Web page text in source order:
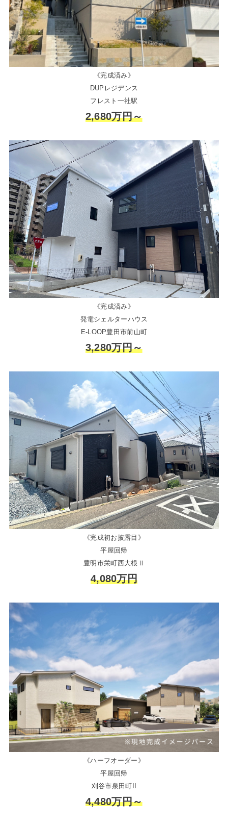
《完成済み》
DUPレジデンス
フレスト一社駅
2,680万円～
《完成済み》
発電シェルターハウス
E-LOOP豊田市前山町
3,280万円～
《完成初お披露目》
平屋回帰
豊明市栄町西大根Ⅱ
4,080万円
《ハーフオーダー》
平屋回帰
刈谷市泉田町II
4,480万円～